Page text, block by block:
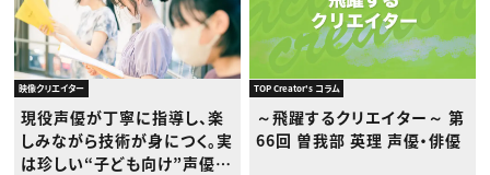
映像クリエイター
現役声優が丁寧に指導し、楽
しみながら技術が身につく。実
は珍しい“子ども向け”声優ワ
TOP Creator's コラム
～飛躍するクリエイター～ 第
66回 曽我部 英理 声優・俳優